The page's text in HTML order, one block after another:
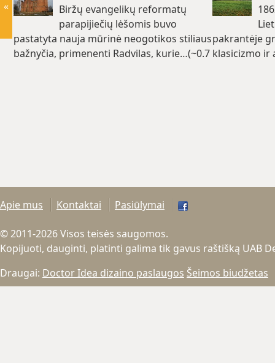
Biržų evangelikų reformatų
parapijiečių lėšomis buvo
pastatyta nauja mūrinė neogotikos stiliaus
bažnyčia, primenenti Radvilas, kurie…(~0.7
pakrantėje
klasicizmo ir
«
Apie mus Kontaktai Pasiūlymai
© 2011-2026 Visos teisės saugomos.
Kopijuoti, dauginti, platinti galima tik gavus raštišką UAB
Draugai: Doctor Idea dizaino paslaugos Šeimos biudžetas